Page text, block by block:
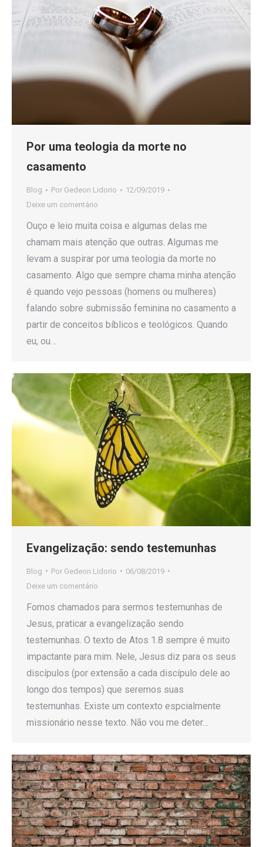
Por uma teologia da morte no
casamento
Blog Por Gedeon Lidorio
12/09/2019
Deixe um comentário
Ouço e leio muita coisa e algumas delas me
chamam mais atenção que outras. Algumas me
levam a suspirar por uma teologia da morte no
casamento. Algo que sempre chama minha atenção
é quando vejo pessoas (homens ou mulheres)
falando sobre submissão feminina no casamento a
partir de conceitos bíblicos e teológicos. Quando
eu, ou…
Evangelização: sendo testemunhas
Blog Por Gedeon Lidorio
06/08/2019
Deixe um comentário
Fomos chamados para sermos testemunhas de
Jesus, praticar a evangelização sendo
testemunhas. O texto de Atos 1.8 sempre é muito
impactante para mim. Nele, Jesus diz para os seus
discípulos (por extensão a cada discípulo dele ao
longo dos tempos) que seremos suas
testemunhas. Existe um contexto espcialmente
missionário nesse texto. Não vou me deter…